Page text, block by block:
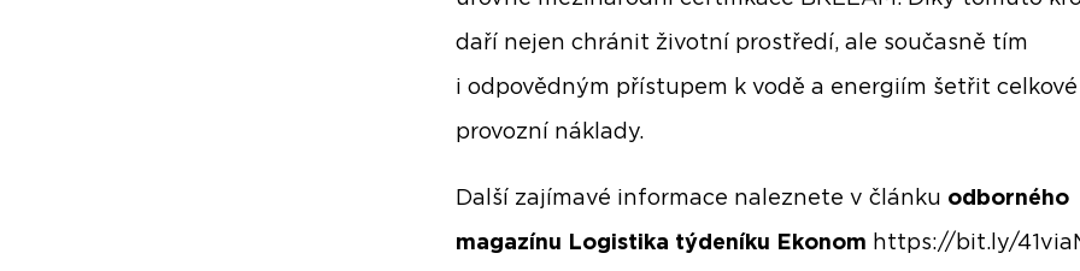
daří nejen chránit životní prostředí, ale současně tím
i odpovědným přístupem k vodě a energiím šetřit celkové
provozní náklady.
Další zajímavé informace naleznete v článku odborného
magazínu Logistika týdeníku Ekonom https://bit.ly/